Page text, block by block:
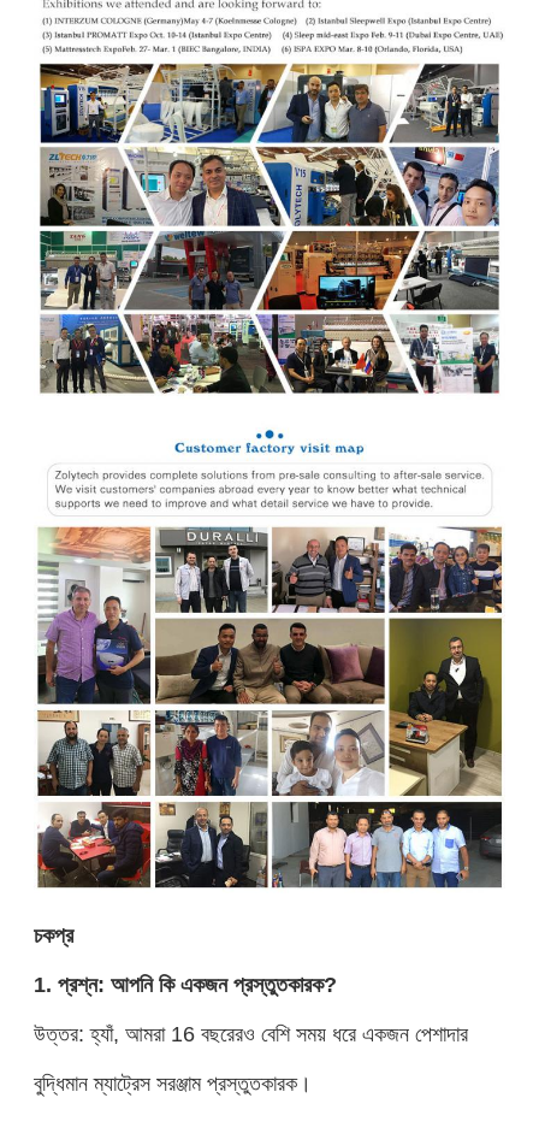
চকপ্র
1. প্রশ্ন: আপনি কি একজন প্রস্তুতকারক?
উত্তর: হ্যাঁ, আমরা 16 বছরেরও বেশি সময় ধরে একজন পেশাদার
বুদ্ধিমান ম্যাট্রেস সরঞ্জাম প্রস্তুতকারক।